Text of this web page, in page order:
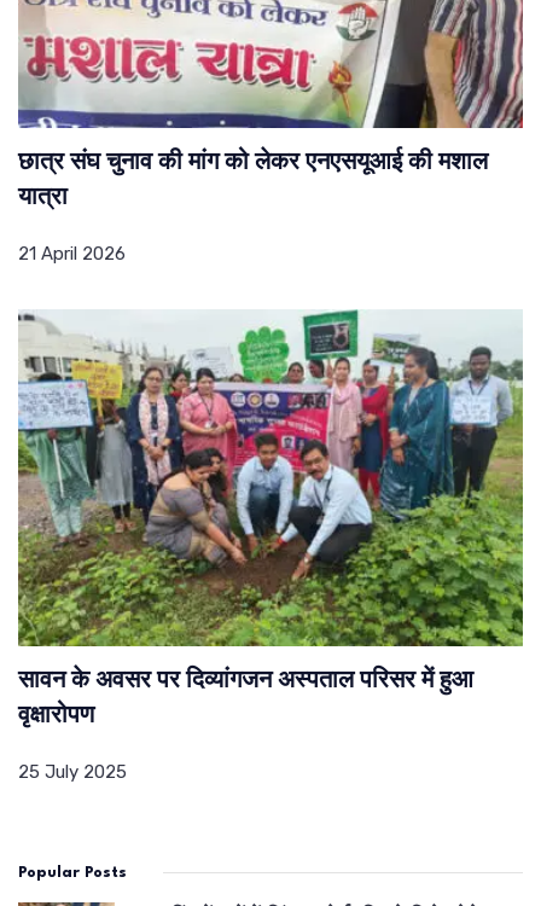
छात्र संघ चुनाव की मांग को लेकर एनएसयूआई की मशाल
यात्रा
21 April 2026
सावन के अवसर पर दिव्यांगजन अस्पताल परिसर में हुआ
वृक्षारोपण
25 July 2025
Popular Posts